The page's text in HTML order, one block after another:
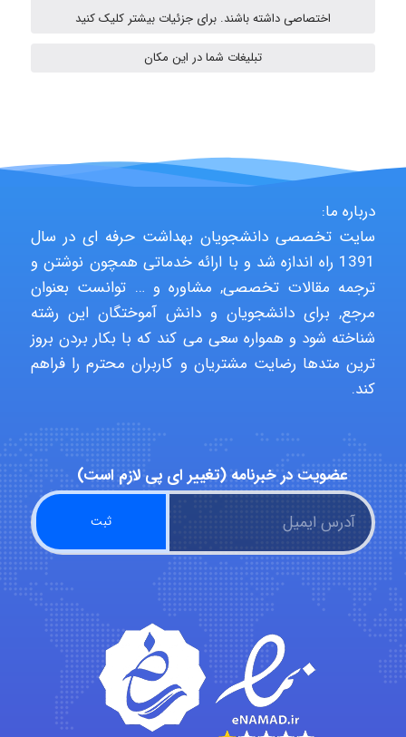
A.balandeh
Jafar Tym
aghajari vahid
Poubakhtiari
hosein abdolvand
Kati
emami
ehtesham
اختصاصی داشته باشند. برای جزئیات بیشتر کلیک کنید
تبلیغات شما در این مکان
درباره ما:
سایت تخصصی دانشجویان بهداشت حرفه ای در سال
1391 راه اندازه شد و با ارائه خدماتی همچون نوشتن و
ترجمه مقالات تخصصی, مشاوره و … توانست بعنوان
مرجع, برای دانشجویان و دانش آموختگان این رشته
شناخته شود و همواره سعی می کند که با بکار بردن بروز
ترین متدها رضایت مشتریان و کاربران محترم را فراهم
کند.
عضویت در خبرنامه (تغییر ای پی لازم است)